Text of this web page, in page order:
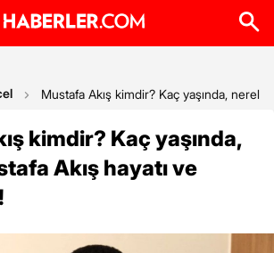
Mustafa Akış kimdir? Kaç yaşında,
kimdir? Kaç yaşında,
Akış hayatı ve